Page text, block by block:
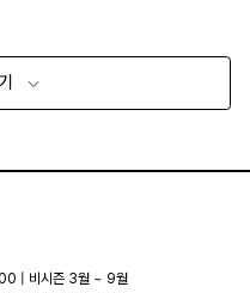
| 비시즌 3월 ~ 9월